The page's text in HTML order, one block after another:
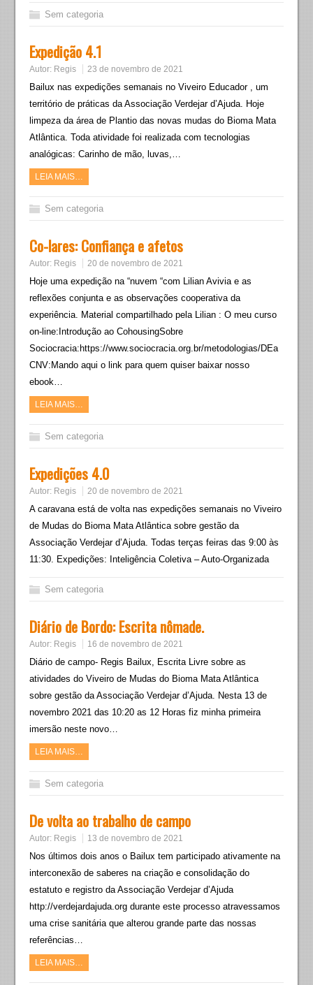
Sem categoria
Expedição 4.1
Autor: Regis 23 de novembro de 2021
Bailux nas expedições semanais no Viveiro Educador , um
território de práticas da Associação Verdejar d’Ajuda. Hoje
limpeza da área de Plantio das novas mudas do Bioma Mata
Atlântica. Toda atividade foi realizada com tecnologias
analógicas: Carinho de mão, luvas,…
LEIA MAIS…
Sem categoria
Co-lares: Confiança e afetos
Autor: Regis 20 de novembro de 2021
Hoje uma expedição na “nuvem “com Lilian Avivia e as
reflexões conjunta e as observações cooperativa da
experiência. Material compartilhado pela Lilian : O meu curso
on-line:Introdução ao CohousingSobre
Sociocracia:https://www.sociocracia.org.br/metodologias/DEa
CNV:Mando aqui o link para quem quiser baixar nosso
ebook…
LEIA MAIS…
Sem categoria
Expedições 4.0
Autor: Regis 20 de novembro de 2021
A caravana está de volta nas expedições semanais no Viveiro
de Mudas do Bioma Mata Atlântica sobre gestão da
Associação Verdejar d’Ajuda. Todas terças feiras das 9:00 às
11:30. Expedições: Inteligência Coletiva – Auto-Organizada
Sem categoria
Diário de Bordo: Escrita nômade.
Autor: Regis 16 de novembro de 2021
Diário de campo- Regis Bailux, Escrita Livre sobre as
atividades do Viveiro de Mudas do Bioma Mata Atlântica
sobre gestão da Associação Verdejar d’Ajuda. Nesta 13 de
novembro 2021 das 10:20 as 12 Horas fiz minha primeira
imersão neste novo…
LEIA MAIS…
Sem categoria
De volta ao trabalho de campo
Autor: Regis 13 de novembro de 2021
Nos últimos dois anos o Bailux tem participado ativamente na
interconexão de saberes na criação e consolidação do
estatuto e registro da Associação Verdejar d’Ajuda
http://verdejardajuda.org durante este processo atravessamos
uma crise sanitária que alterou grande parte das nossas
referências…
LEIA MAIS…